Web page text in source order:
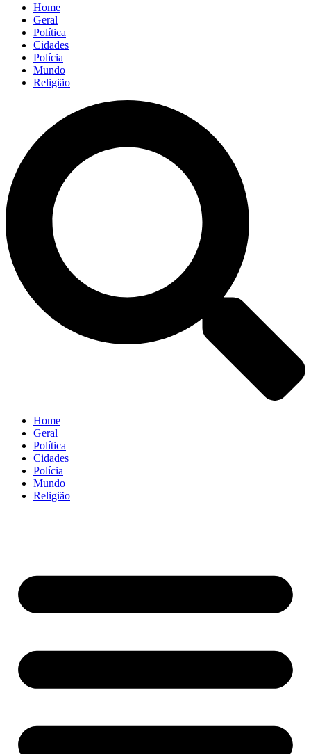
Home
Geral
Política
Cidades
Polícia
Mundo
Religião
Home
Geral
Política
Cidades
Polícia
Mundo
Religião